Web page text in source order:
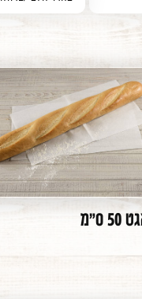
מתוקים לאפייה - חלבי
מתוקים לאפייה - פרווה
אישיים לאפייה - פרווה
עזר
ס"מ